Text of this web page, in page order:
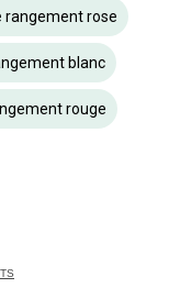
rangement rose
blanc
rouge